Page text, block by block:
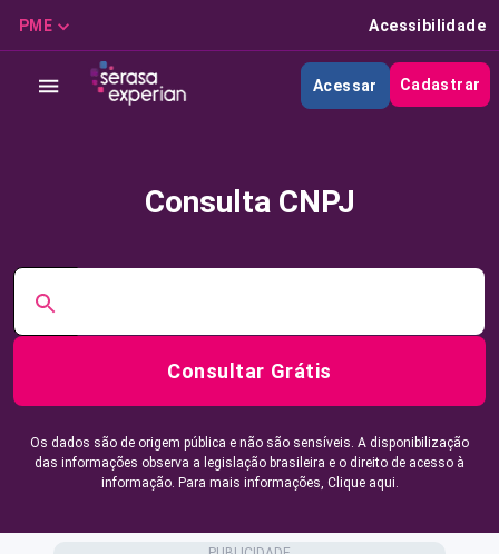
PME Acessibilidade
Acessar Cadastrar
Consulta CNPJ
Consultar Grátis
Os dados são de origem pública e não são sensíveis. A disponibilização
das informações observa a legislação brasileira e o direito de acesso à
informação. Para mais informações, Clique aqui.